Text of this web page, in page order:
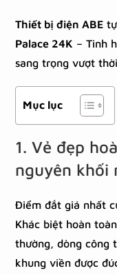
Thiết bị điện ABE
Palace 24K – Tinh
sang trọng vượt
Mục lục
1. Vẻ đẹp
nguyên khối
Điểm đắt giá nhất
Khác biệt hoàn
thường, dòng công
khung viền được